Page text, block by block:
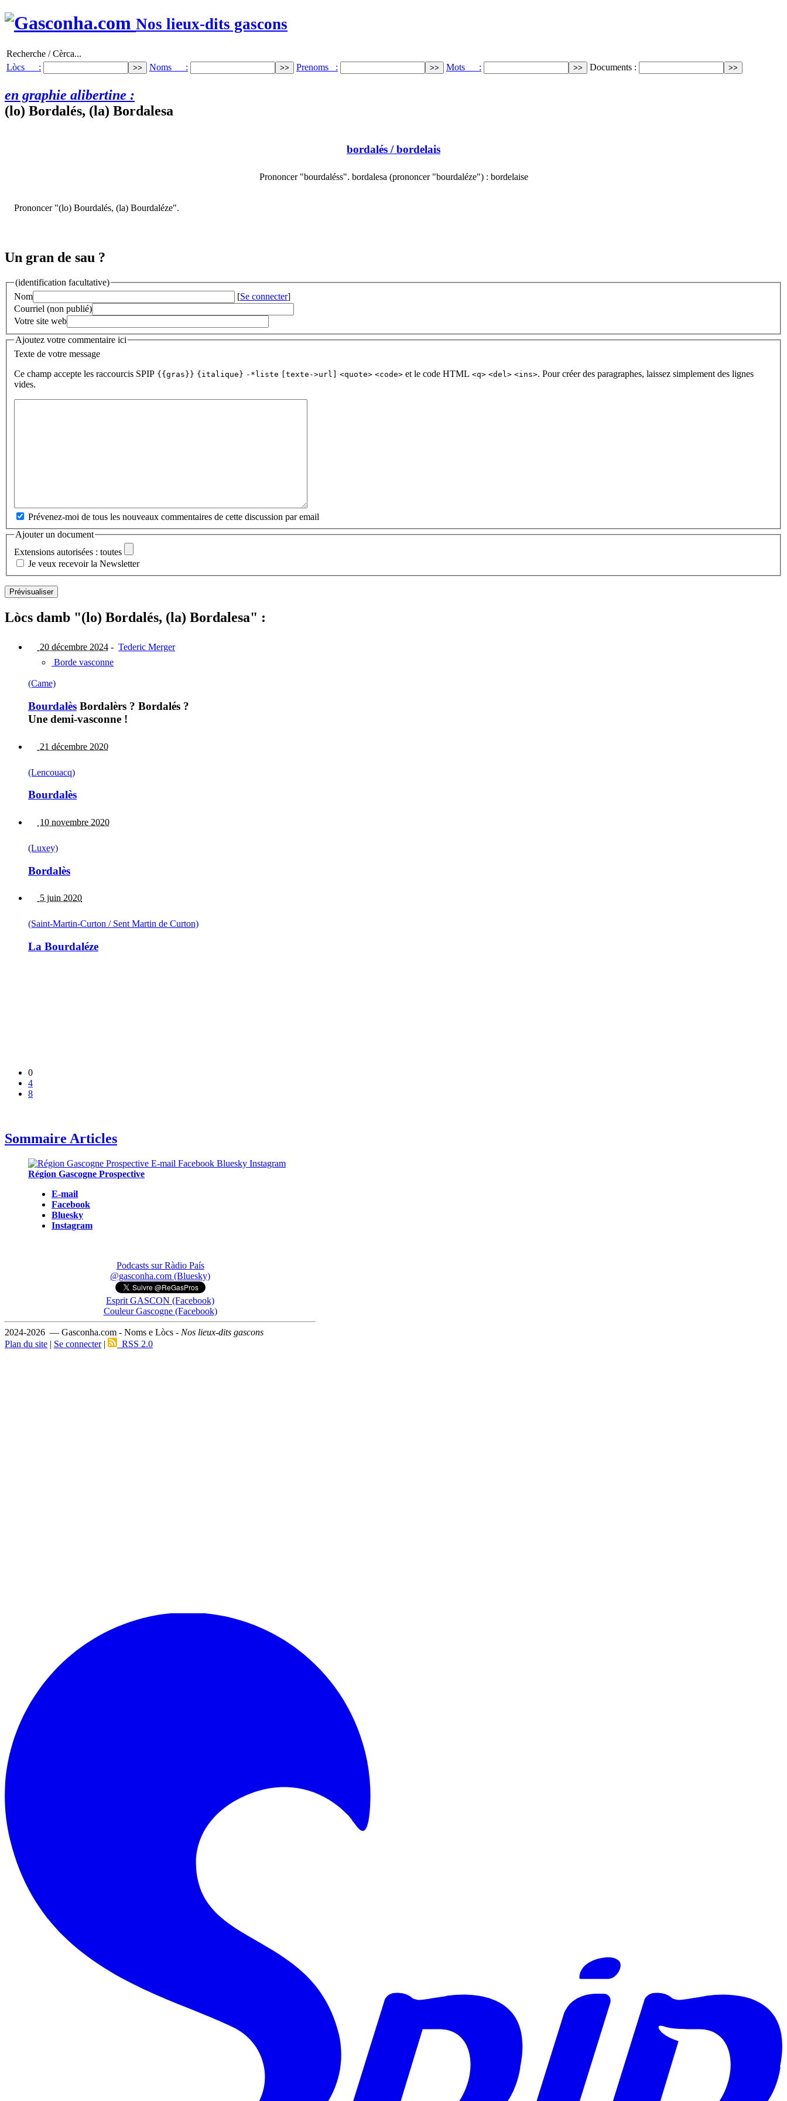
Nos lieux-dits gascons
Recherche / Cèrca...
Lòcs :
Noms : Prenoms : Mots : Documents :
en graphie alibertine :
(lo) Bordalés, (la) Bordalesa
bordalés / bordelais
Prononcer "bourdaléss". bordalesa (prononcer "bourdaléze") : bordelaise
Prononcer "(lo) Bourdalés, (la) Bourdaléze".
Un gran de sau ?
(identification facultative)
Nom
[Se connecter]
Courriel (non publié)
Votre site web
Ajoutez votre commentaire ici
Texte de votre message
Ce champ accepte les raccourcis SPIP {{gras}} {italique} -*liste [texte->url] <quote> <code> et le code HTML <q> <del> <ins>. Pour créer des paragraphes, laissez simplement des lignes
vides.
Prévenez-moi de tous les nouveaux commentaires de cette discussion par email
Ajouter un document
Extensions autorisées : toutes
Je veux recevoir la Newsletter
Lòcs damb "(lo) Bordalés, (la) Bordalesa" :
20 décembre 2024 - Tederic Merger
Borde vasconne
(Came)
Bourdalès Bordalèrs ? Bordalés ?
Une demi-vasconne !
21 décembre 2020
(Lencouacq)
Bourdalès
10 novembre 2020
(Luxey)
Bordalès
5 juin 2020
(Saint-Martin-Curton / Sent Martin de Curton)
La Bourdaléze
0
4
8
Sommaire Articles
Région Gascogne Prospective
E-mail
Facebook
Bluesky
Instagram
Podcasts sur Ràdio País
@gasconha.com (Bluesky)
Esprit GASCON (Facebook)
Couleur Gascogne (Facebook)
2024-2026 — Gasconha.com - Noms e Lòcs - Nos lieux-dits gascons
Plan du site | Se connecter| RSS 2.0